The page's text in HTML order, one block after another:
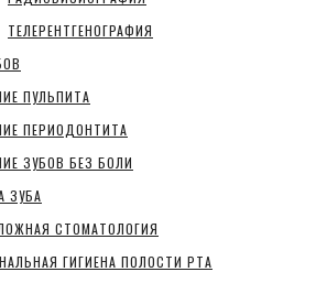
ТЕЛЕРЕНТГЕНОГРАФИЯ
ПУЛЬПИТА
ПЕРИОДОНТИТА
ЗУБОВ БЕЗ БОЛИ
ЗУБА
СТОМАТОЛОГИЯ
ГИГИЕНА ПОЛОСТИ РТА